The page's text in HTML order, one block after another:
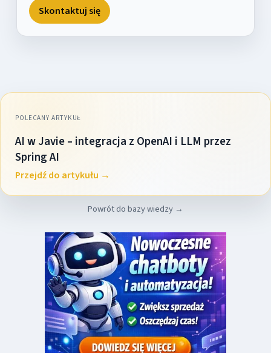
Skontaktuj się
POLECANY ARTYKUŁ
AI w Javie – integracja z OpenAI i LLM przez
Spring AI
Przejdź do artykułu →
Powrót do bazy wiedzy →